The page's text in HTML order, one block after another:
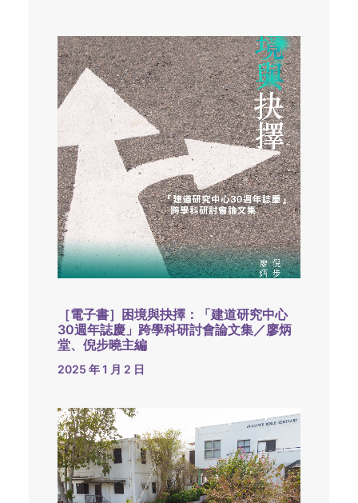
［電子書］困境與抉擇：「建道研究中心
30週年誌慶」跨學科研討會論文集／廖炳
堂、倪步曉主編
2025 年 1 月 2 日